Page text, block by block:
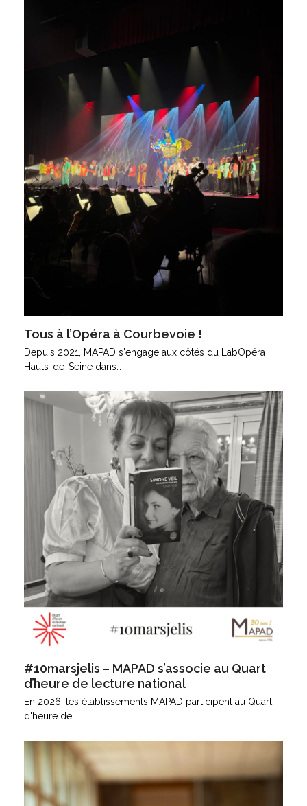
Tous à l’Opéra à Courbevoie !
Depuis 2021, MAPAD s'engage aux côtés du LabOpéra
Hauts-de-Seine dans…
#10marsjelis – MAPAD s’associe au Quart
d’heure de lecture national
En 2026, les établissements MAPAD participent au Quart
d'heure de…